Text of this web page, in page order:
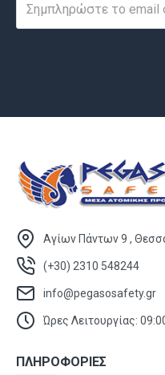
Αγίων Πάντων 9 ,
(+30) 2310 548244
info@pegasosafety.gr
Ώρες Λειτουργίας:
ΠΛΗΡΟΦΟΡΙΕΣ